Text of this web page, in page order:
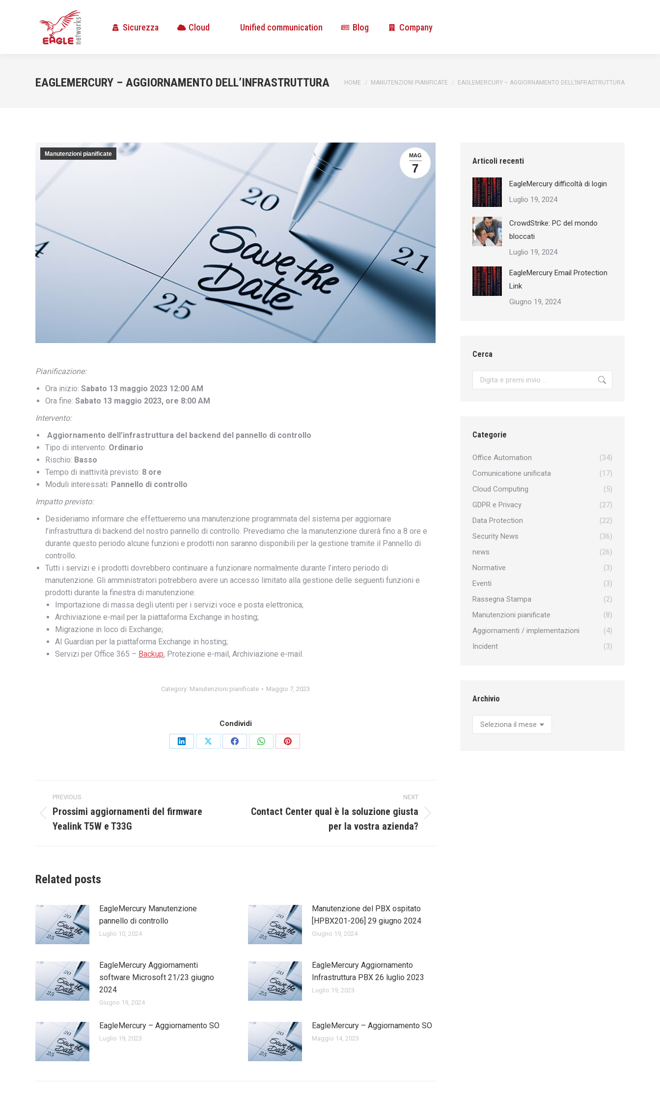
Sicurezza Cloud Unified communication Blog Company
EAGLEMERCURY – AGGIORNAMENTO DELL’INFRASTRUTTURA You are here:
HOME MANUTENZIONI PIANIFICATE EAGLEMERCURY – AGGIORNAMENTO DELL’INFRASTRUTTURA
MAG
7
Manutenzioni pianificate
Pianificazione:
Ora inizio: Sabato 13 maggio 2023 12:00 AM
Ora fine: Sabato 13 maggio 2023, ore 8:00 AM
Intervento:
Aggiornamento dell’infrastruttura del backend del pannello di controllo
Tipo di intervento: Ordinario
Rischio: Basso
Tempo di inattività previsto: 8 ore
Moduli interessati: Pannello di controllo
Impatto previsto:
Desideriamo informare che effettueremo una manutenzione programmata del sistema per aggiornare
l’infrastruttura di backend del nostro pannello di controllo. Prevediamo che la manutenzione durerà fino a 8 ore e
durante questo periodo alcune funzioni e prodotti non saranno disponibili per la gestione tramite il Pannello di
controllo.
Tutti i servizi e i prodotti dovrebbero continuare a funzionare normalmente durante l’intero periodo di
manutenzione. Gli amministratori potrebbero avere un accesso limitato alla gestione delle seguenti funzioni e
prodotti durante la finestra di manutenzione:
Importazione di massa degli utenti per i servizi voce e posta elettronica;
Archiviazione e-mail per la piattaforma Exchange in hosting;
Migrazione in loco di Exchange;
AI Guardian per la piattaforma Exchange in hosting;
Servizi per Office 365 – Backup, Protezione e-mail, Archiviazione e-mail.
Category: Manutenzioni pianificate Maggio 7, 2023
Condividi
Share
Share
Share
Share
Share
Post
navigation
PREVIOUS
post:
Prossimi aggiornamenti del firmware
Yealink T5W e T33G
NEXT
Contact Center qual è la soluzione giusta
per la vostra azienda?
Related posts
EagleMercury Manutenzione
pannello di controllo
Luglio 10, 2024
Manutenzione del PBX ospitato
[HPBX201-206] 29 giugno 2024
Giugno 19, 2024
EagleMercury Aggiornamenti
software Microsoft 21/23 giugno
2024
Giugno 19, 2024
EagleMercury Aggiornamento
Infrastruttura PBX 26 luglio 2023
Luglio 19, 2023
EagleMercury – Aggiornamento SO
Luglio 19, 2023
EagleMercury – Aggiornamento SO
Maggio 14, 2023
Articoli recenti
EagleMercury difficoltà di login
Luglio 19, 2024
CrowdStrike: PC del mondo
bloccati
Luglio 19, 2024
EagleMercury Email Protection
Link
Giugno 19, 2024
Cerca
Search:
Categorie
Office Automation
(34)
Comunicatione unificata
(17)
Cloud Computing
(5)
GDPR e Privacy
(27)
Data Protection
(22)
Security News
(36)
news
(26)
Normative
(3)
Eventi
(3)
Rassegna Stampa
(2)
Manutenzioni pianificate
(8)
Aggiornamenti / implementazioni
(4)
Incident
(3)
Archivio
Archivio